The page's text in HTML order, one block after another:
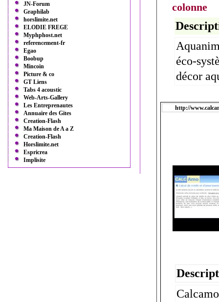
JN-Forum
Graphilab
horslimite.net
ELODIE FREGE
Myphphost.net
referencement-fr
Egao
Boobup
Mincoin
Picture & co
GT Liens
Tabs 4 acoustic
Web-Arts-Gallery
Les Entreprenautes
Annuaire des Gites
Creation-Flash
Ma Maison de A a Z
Creation-Flash
Horslimite.net
Espricrea
Implisite
colonne
éco-
décor
http://